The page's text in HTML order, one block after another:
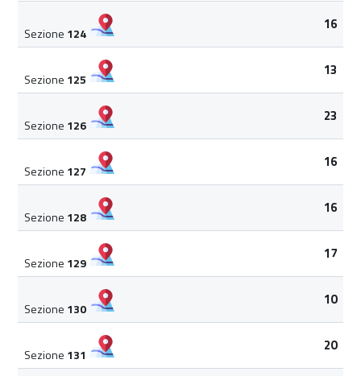
Sezione 124
16
Sezione 125
13
Sezione 126
23
Sezione 127
16
Sezione 128
16
Sezione 129
17
Sezione 130
10
Sezione 131
20